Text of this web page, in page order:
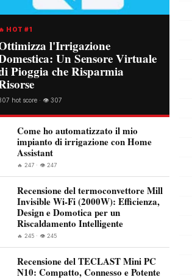
🔥 HOT #1
l'Irrigazione
Un Sensore Virtuale
Pioggia che Risparmia
hot score · 👁️ 307
Come ho automatizzato il mio
impianto di irrigazione con Home
Assistant
🔥 247 · 👁️ 247
Recensione del termoconvettore Mill
Invisible Wi-Fi (2000W): Efficienza,
Design e Domotica per un
Riscaldamento Intelligente
🔥 245 · 👁️ 245
Recensione del TECLAST Mini PC
N10: Compatto, Connesso e Potente